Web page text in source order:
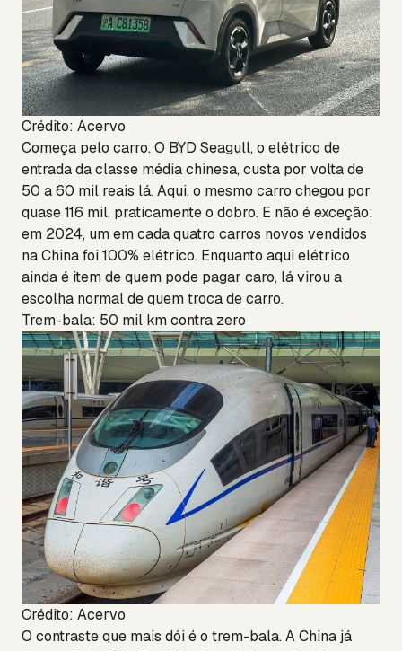
Crédito: Acervo
Começa pelo carro. O BYD Seagull, o elétrico de
entrada da classe média chinesa, custa por volta de
50 a 60 mil reais lá. Aqui, o mesmo carro chegou por
quase 116 mil, praticamente o dobro. E não é exceção:
em 2024, um em cada quatro carros novos vendidos
na China foi 100% elétrico. Enquanto aqui elétrico
ainda é item de quem pode pagar caro, lá virou a
escolha normal de quem troca de carro.
Trem-bala: 50 mil km contra zero
Crédito: Acervo
O contraste que mais dói é o trem-bala. A China já